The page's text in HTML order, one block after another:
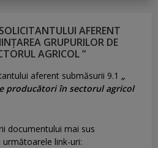
AFERENT
GRUPURILOR DE
AGRICOL ”
aferent submăsurii 9.1 „
producători în sectorul agricol
documentului mai sus
link-uri: